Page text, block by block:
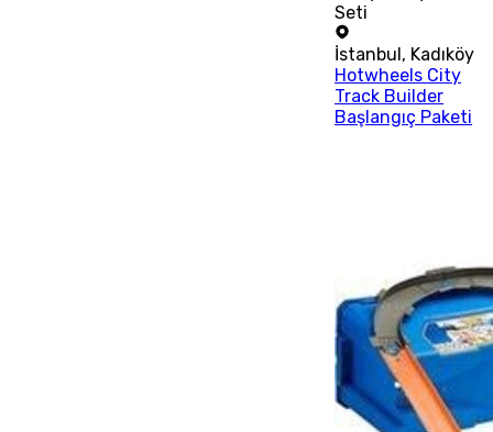
Seti
İstanbul, Kadıköy
Hotwheels City
Track Builder
Başlangıç Paketi